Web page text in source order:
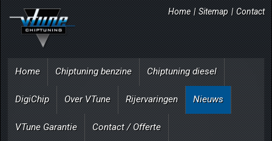
Home | Sitemap | Contact
Home Chiptuning benzine Chiptuning diesel
DigiChip Over VTune Rijervaringen Nieuws
VTune Garantie Contact / Offerte